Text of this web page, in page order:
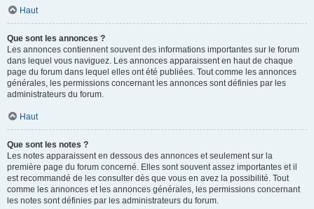
Haut
Que sont les annonces ?
Les annonces contiennent souvent des informations importantes sur le forum
dans lequel vous naviguez. Les annonces apparaissent en haut de chaque
page du forum dans lequel elles ont été publiées. Tout comme les annonces
générales, les permissions concernant les annonces sont définies par les
administrateurs du forum.
Haut
Que sont les notes ?
Les notes apparaissent en dessous des annonces et seulement sur la
première page du forum concerné. Elles sont souvent assez importantes et il
est recommandé de les consulter dès que vous en avez la possibilité. Tout
comme les annonces et les annonces générales, les permissions concernant
les notes sont définies par les administrateurs du forum.